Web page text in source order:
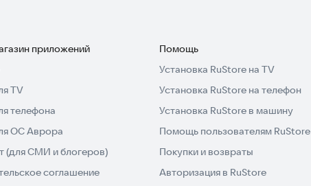
000 рублей на срок 14 дней с процентной ставкой
14 дней) = 12 100 рублей.
рублей, сроком от 7 до 30 дней. Процентная
от суммы и срока кредита. Займ доступен
приложений
TV
телефона
ОС Аврора
(для СМИ и блогеров)
соглашение
Помощь
Установка RuStore на TV
Установка RuStore на телефон
Установка RuStore в машину
Помощь пользователям RuStore
Покупки и возвраты
Авторизация в RuStore